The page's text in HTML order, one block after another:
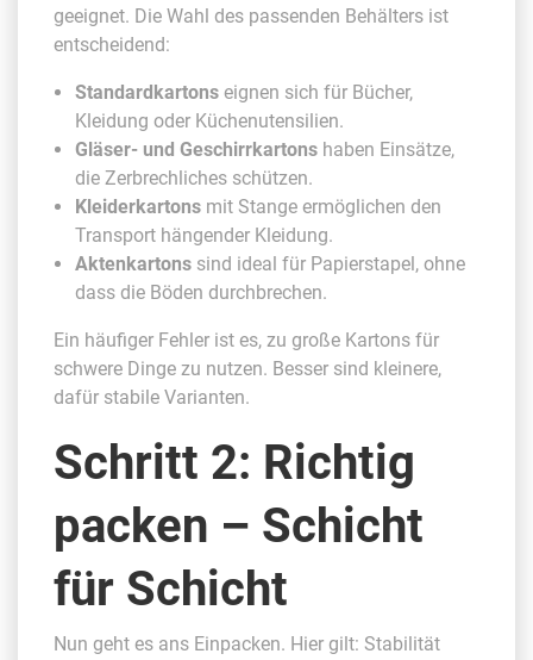
geeignet. Die Wahl des passenden Behälters ist
entscheidend:
Standardkartons eignen sich für Bücher,
Kleidung oder Küchenutensilien.
Gläser- und Geschirrkartons haben Einsätze,
die Zerbrechliches schützen.
Kleiderkartons mit Stange ermöglichen den
Transport hängender Kleidung.
Aktenkartons sind ideal für Papierstapel, ohne
dass die Böden durchbrechen.
Ein häufiger Fehler ist es, zu große Kartons für
schwere Dinge zu nutzen. Besser sind kleinere,
dafür stabile Varianten.
Schritt 2: Richtig
packen – Schicht
für Schicht
Nun geht es ans Einpacken. Hier gilt: Stabilität